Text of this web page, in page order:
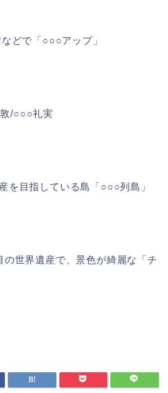
どで「○○○アップ」
/○○○礼実
を目指している島「○○○列島」
の世界遺産で、景色が綺麗な「チ